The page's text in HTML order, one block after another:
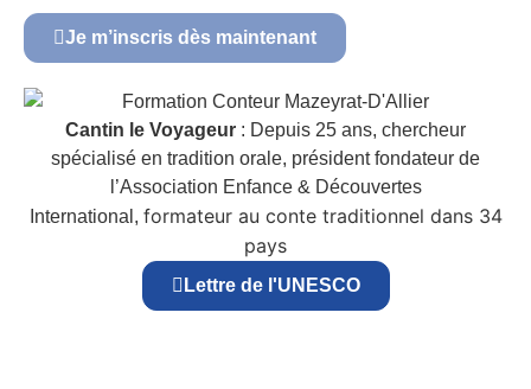
Je m’inscris dès maintenant
Cantin le Voyageur : Depuis 25 ans, chercheur
spécialisé en tradition orale, président fondateur de
l’Association Enfance & Découvertes
International, formateur au conte traditionnel dans 34
pays
Lettre de l'UNESCO